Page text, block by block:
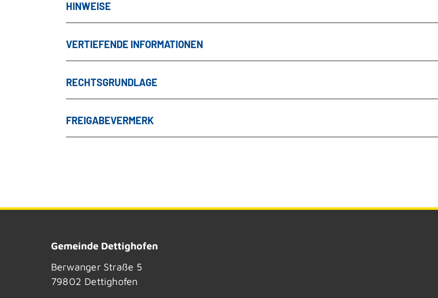
HINWEISE
VERTIEFENDE INFORMATIONEN
RECHTSGRUNDLAGE
FREIGABEVERMERK
Gemeinde Dettighofen
Berwanger Straße 5
79802 Dettighofen